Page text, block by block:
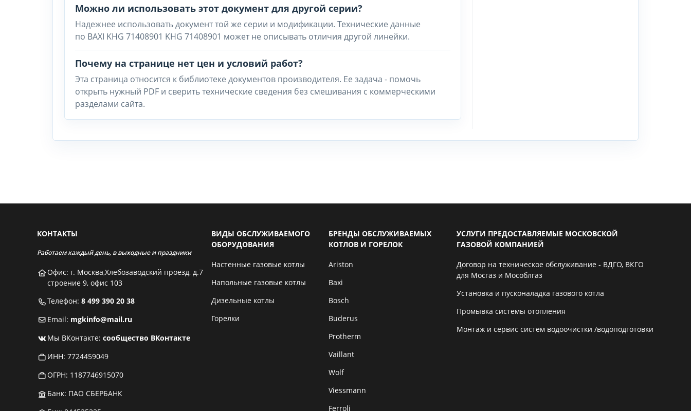
Можно ли использовать этот документ для другой серии?
Надежнее использовать документ той же серии и модификации. Технические данные
по BAXI KHG 71408901 KHG 71408901 может не описывать отличия другой линейки.
Почему на странице нет цен и условий работ?
Эта страница относится к библиотеке документов производителя. Ее задача - помочь
открыть нужный PDF и сверить технические сведения без смешивания с коммерческими
разделами сайта.
КОНТАКТЫ
Работаем каждый день, в выходные и праздники
Офис: г. Москва,Хлебозаводский проезд, д.7
строение 9, офис 103
Телефон: 8 499 390 20 38
Email: mgkinfo@mail.ru
Мы ВКонтакте: сообщество ВКонтакте
ИНН: 7724459049
ОГРН: 1187746915070
Банк: ПАО СБЕРБАНК
ВИДЫ ОБСЛУЖИВАЕМОГО
ОБОРУДОВАНИЯ
Настенные газовые котлы
Напольные газовые котлы
Дизельные котлы
Горелки
БРЕНДЫ ОБСЛУЖИВАЕМЫХ
КОТЛОВ И ГОРЕЛОК
Ariston
Baxi
Bosch
Buderus
Protherm
Vaillant
Wolf
Viessmann
Ferroli
УСЛУГИ ПРЕДОСТАВЛЯЕМЫЕ МОСКОВСКОЙ
ГАЗОВОЙ КОМПАНИЕЙ
Договор на техническое обслуживание - ВДГО, ВКГО
для Мосгаз и Мособлгаз
Установка и пусконаладка газового котла
Промывка системы отопления
Монтаж и сервис систем водоочистки /водоподготовки